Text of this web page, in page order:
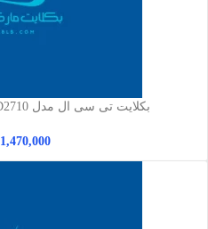
بکلایت تی سی ال مدل 40D2740 , 40D2730 , 40D2710
1,470,000